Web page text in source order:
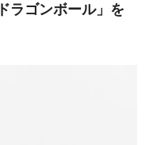
ラゴンボール」を